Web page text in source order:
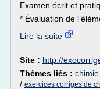
Examen écrit et
* Évaluation de
Lire la suite
Site : http://
Thèmes liés :
/ exercices corriges de